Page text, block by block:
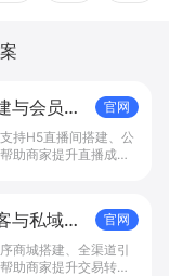
与会员成
官网
持H5直播间搭建、公
助商家提升直播成交
与私域复
官网
商城搭建、全渠道引
助商家提升交易转化